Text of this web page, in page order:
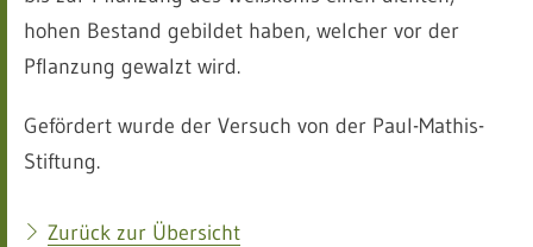
hohen Bestand gebildet haben, welcher vor der
Pflanzung gewalzt wird.
Gefördert wurde der Versuch von der Paul-Mathis-
Stiftung.
Zurück zur Übersicht